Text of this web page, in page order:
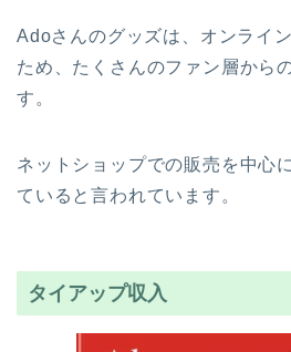
Adoさんのグッズは、オンライ
ため、たくさんのファン層から
す。
ネットショップでの販売を中心
ていると言われています。
タイアップ収入